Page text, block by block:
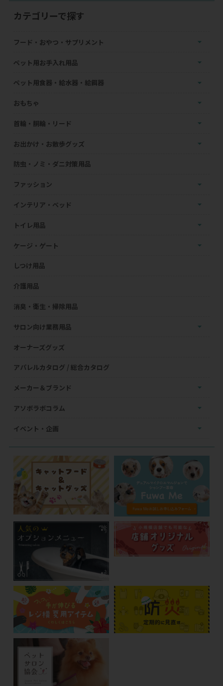
カテゴリーで探す
フード・おやつ・サプリメント
ペット用お手入れ用品
ペット用食器・給水器・給餌器
おもちゃ
首輪・胴輪・リード
お出かけ・お散歩グッズ
防虫・ノミ・ダニ対策用品
ファッション
インテリア・ベッド
トイレ用品
ケージ・ゲート
しつけ用品
介護用品
消臭・衛生・掃除用品
サロン向け業務用品
オーナーズグッズ
アパレルカタログ / 総合カタログ
メーカー＆ブランド
アソボラボコラム
イベント・企画